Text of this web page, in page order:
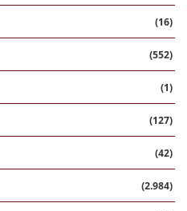
(16)
(552)
(1)
(127)
(42)
(2.984)